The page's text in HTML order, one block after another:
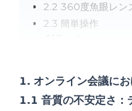
2.2 360度魚眼レン
2.3 簡単操作
3.3リモコンでの操
3.4 多用途な互換性
1. オンライン会議に
1.1 音質の不安定さ：